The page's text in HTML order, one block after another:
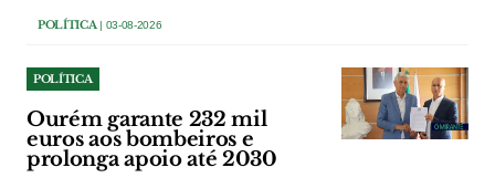
POLÍTICA| 03-08-2026
POLÍTICA
Ourém garante 232 mil
euros aos bombeiros e
prolonga apoio até 2030